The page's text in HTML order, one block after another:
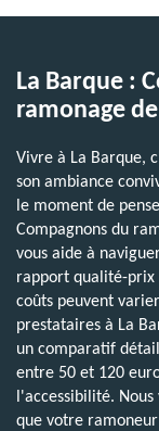
La Barque :
ramonage
Vivre à La Barque,
son ambiance
le moment de
Compagnons du
vous aide à
rapport qualité-prix
coûts peuvent
prestataires à La
un comparatif
entre 50 et 120
l'accessibilité.
que votre